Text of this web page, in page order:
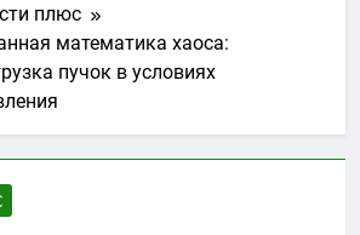
плюс
математика хаоса:
пучок в условиях